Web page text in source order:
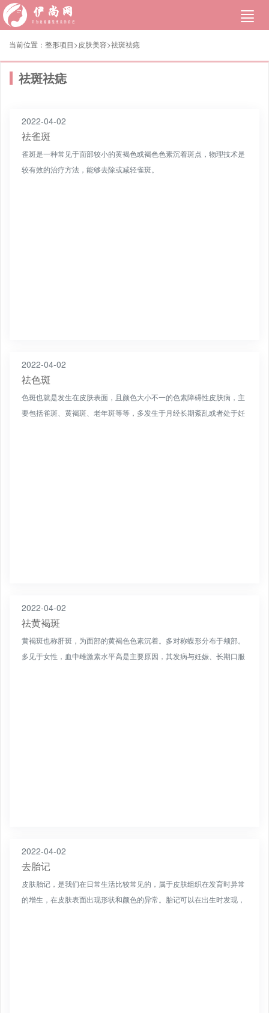
当前位置： 整形项目>皮肤美容>祛斑祛痣
祛斑祛痣
2022-04-02
祛雀斑
雀斑是一种常见于面部较小的黄褐色或褐色色素沉着斑点，物理技术是
较有效的治疗方法，能够去除或减轻雀斑。
2022-04-02
祛色斑
色斑也就是发生在皮肤表面，且颜色大小不一的色素障碍性皮肤病，主
要包括雀斑、黄褐斑、老年斑等等，多发生于月经长期紊乱或者处于妊
2022-04-02
祛黄褐斑
黄褐斑也称肝斑，为面部的黄褐色色素沉着。多对称蝶形分布于颊部。
多见于女性，血中雌激素水平高是主要原因，其发病与妊娠、长期口服
2022-04-02
去胎记
皮肤胎记，是我们在日常生活比较常见的，属于皮肤组织在发育时异常
的增生，在皮肤表面出现形状和颜色的异常。胎记可以在出生时发现，